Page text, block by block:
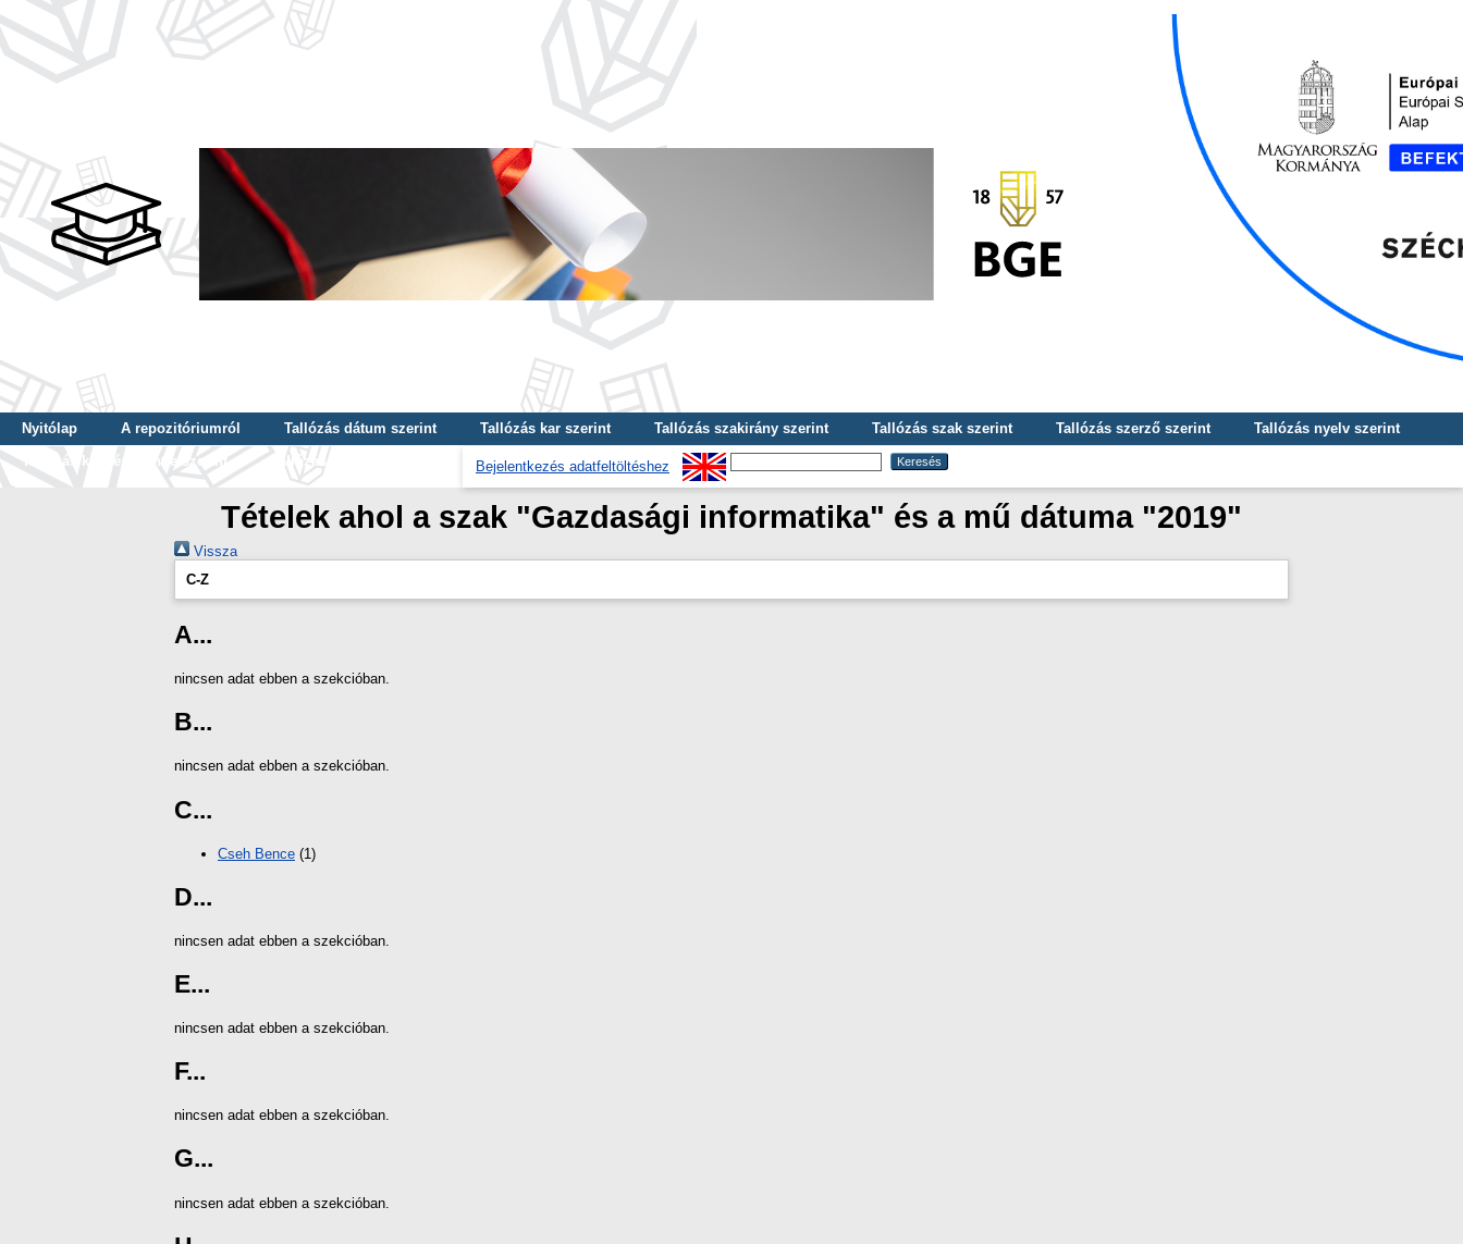
Nyitólap A repozitóriumról Tallózás dátum szerint Tallózás kar szerint Tallózás szakirány szerint Tallózás szak szerint Tallózás szerző szerint
Tallózás nyelv szerint
Tallózás képzés szintje szerint
Tallózás kulcsszó szerint Bejelentkezés adatfeltöltéshez
Tételek ahol a szak "Gazdasági informatika" és a mű dátuma "2019"
Vissza
C-Z
A...
nincsen adat ebben a szekcióban.
B...
nincsen adat ebben a szekcióban.
C...
Cseh Bence (1)
D...
nincsen adat ebben a szekcióban.
E...
nincsen adat ebben a szekcióban.
F...
nincsen adat ebben a szekcióban.
G...
nincsen adat ebben a szekcióban.